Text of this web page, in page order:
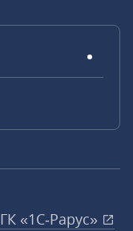
«1С‑Рарус»